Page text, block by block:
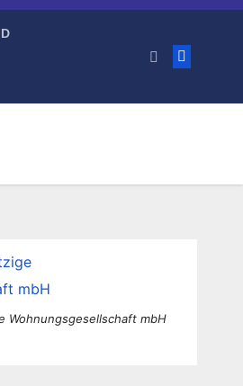
Wohnungsgesellschaft mbH